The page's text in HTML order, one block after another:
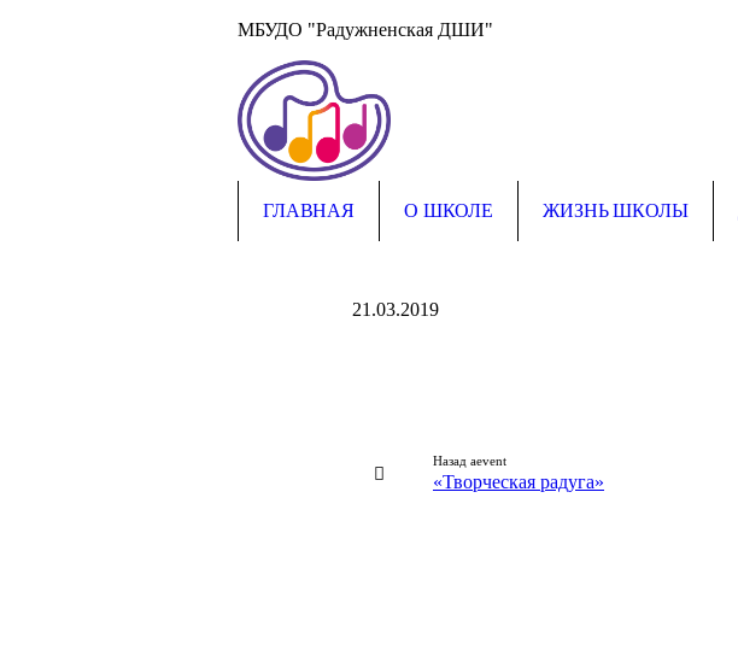
МБУДО "Радужненская ДШИ"
ГЛАВНАЯ О ШКОЛЕ ЖИЗНЬ ШКОЛЫ
21.03.2019
Назад aevent
«Творческая радуга»